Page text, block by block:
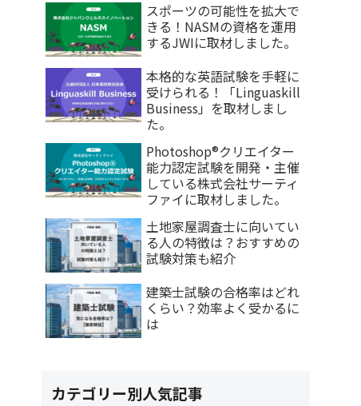
スポーツの可能性を拡大で
きる！NASMの資格を運用
するJWIに取材しました。
本格的な英語試験を手軽に
受けられる！「Linguaskill
Business」を取材しまし
た。
Photoshop®クリエイター
能力認定試験を開発・主催
している株式会社サーティ
ファイに取材しました。
土地家屋調査士に向いてい
る人の特徴は？おすすめの
試験対策も紹介
建築士試験の合格率はどれ
くらい？効率よく受かるに
は
カテゴリー別人気記事